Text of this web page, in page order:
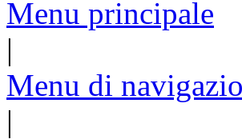
Menu principale
|
Menu di
|